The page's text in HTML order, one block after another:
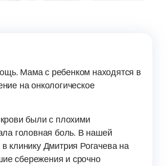
Мама с ребенком находятся в
на онкологическое
были с плохими
головная боль. В нашей
клинику Дмитрия Рогачева на
сбережения и срочно